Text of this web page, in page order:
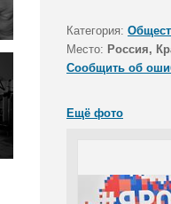
Категория:
Место: Россия,
Сообщить об
Ещё фото